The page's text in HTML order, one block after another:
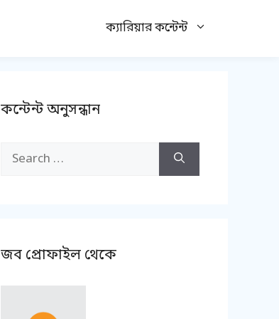
ক্যারিয়ার কন্টেন্ট
কন্টেন্ট অনুসন্ধান
Search
জব প্রোফাইল থেকে